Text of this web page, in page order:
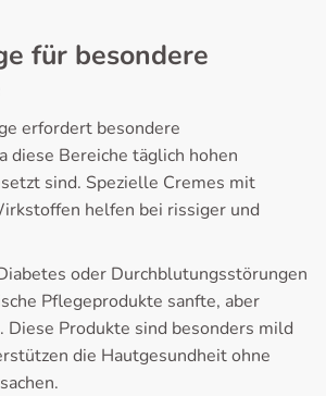
für besondere
erfordert besondere
diese Bereiche täglich hohen
sind. Spezielle Cremes mit
helfen bei rissiger und
oder Durchblutungsstörungen
Pflegeprodukte sanfte, aber
Diese Produkte sind besonders mild
die Hautgesundheit ohne